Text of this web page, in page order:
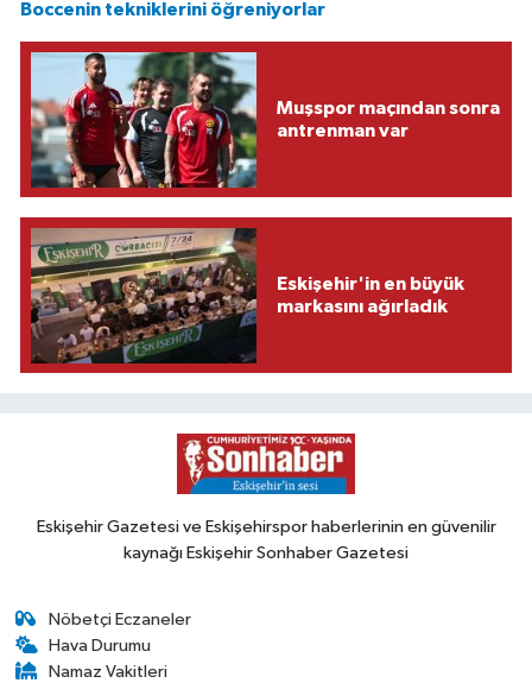
Boccenin tekniklerini öğreniyorlar
Muşspor maçından sonra
antrenman var
Eskişehir'in en büyük
markasını ağırladık
Eskişehir Gazetesi ve Eskişehirspor haberlerinin en güvenilir
kaynağı Eskişehir Sonhaber Gazetesi
Nöbetçi Eczaneler
Hava Durumu
Namaz Vakitleri